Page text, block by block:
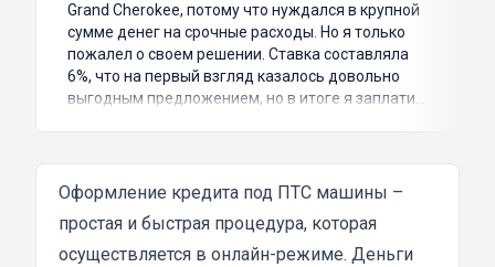
Grand Cherokee, потому что нуждался в крупной
сумме денег на срочные расходы. Но я только
пожалел о своем решении. Ставка составляла
6%, что на первый взгляд казалось довольно
выгодным предложением, но в итоге я заплатил
затянутым и занял много времени и усилий.
Никакого профессионализма и
Разочарование и раздражение - это все, что я
испытал в результате этого кредита...
Оформление кредита под ПТС машины –
простая и быстрая процедура, которая
осуществляется в онлайн-режиме. Деньги